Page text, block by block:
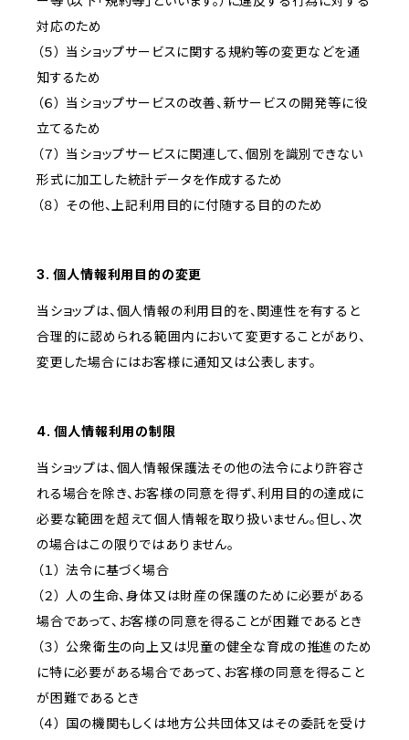
対応のため
（５） 当ショップサービスに関する規約等の変更などを通
知するため
（６） 当ショップサービスの改善、新サービスの開発等に役
立てるため
（７） 当ショップサービスに関連して、個別を識別できない
形式に加工した統計データを作成するため
（８） その他、上記利用目的に付随する目的のため
3. 個人情報利用目的の変更
当ショップは、個人情報の利用目的を、関連性を有すると
合理的に認められる範囲内において変更することがあり、
変更した場合にはお客様に通知又は公表します。
4. 個人情報利用の制限
当ショップは、個人情報保護法その他の法令により許容さ
れる場合を除き、お客様の同意を得ず、利用目的の達成に
必要な範囲を超えて個人情報を取り扱いません。但し、次
の場合はこの限りではありません。
（１） 法令に基づく場合
（２） 人の生命、身体又は財産の保護のために必要がある
場合であって、お客様の同意を得ることが困難であるとき
（３） 公衆衛生の向上又は児童の健全な育成の推進のため
に特に必要がある場合であって、お客様の同意を得ること
が困難であるとき
（４） 国の機関もしくは地方公共団体又はその委託を受け